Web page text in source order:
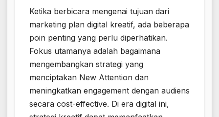
Ketika berbicara mengenai tujuan dari
marketing plan digital kreatif, ada beberapa
poin penting yang perlu diperhatikan.
Fokus utamanya adalah bagaimana
mengembangkan strategi yang
menciptakan New Attention dan
meningkatkan engagement dengan audiens
secara cost-effective. Di era digital ini,